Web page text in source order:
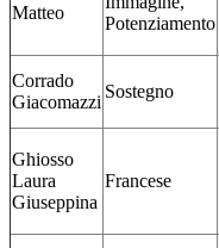
Matteo
Potenziamento
Corrado
Giacomazzi
Sostegno
Ghiosso
Laura
Giuseppina
Francese